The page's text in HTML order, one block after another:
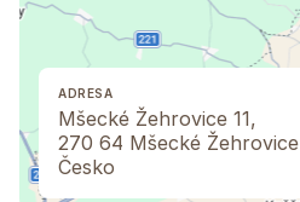
ADRESA
Mšecké Žehrovice 11,
270 64 Mšecké Žehrovice
Česko